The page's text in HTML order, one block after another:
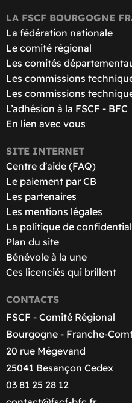
LA FSCF BOURGOGNE
La fédération nationale
Le comité régional
Les comités
Les commissions
Les commissions
L’adhésion à la FSCF - BFC
En lien avec vous
SITE INTERNET
Centre d'aide (FAQ)
Le paiement par CB
Les partenaires
Les mentions légales
La politique de
Plan du site
Bénévole à la une
Ces licenciés qui brillent
CONTACTS
FSCF - Comité Régional
Bourgogne - Franche-
20 rue Mégevand
25041 Besançon Cedex
03 81 25 28 12